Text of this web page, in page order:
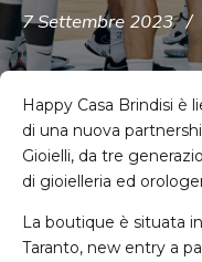
7 Settembre 2023
Happy Casa Brindisi è
di una nuova
Gioielli, da tre
di gioielleria ed
La boutique è situata
Taranto, new entry a